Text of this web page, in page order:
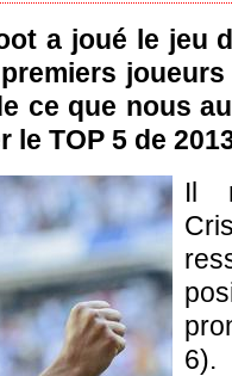
a joué le jeu
ce que nous
le TOP 5 de
Il
6).